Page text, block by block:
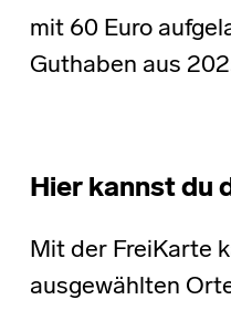
mit 60 Euro
Guthaben aus
Hier kannst du
Mit der FreiKarte
ausgewählten